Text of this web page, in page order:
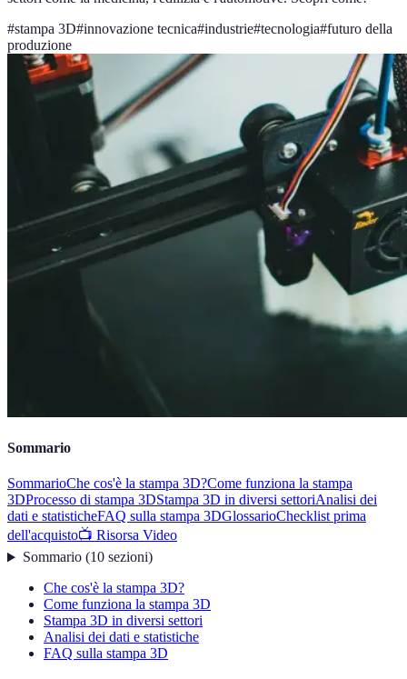
#stampa 3D#innovazione tecnica#industrie#tecnologia#futuro della
produzione
Sommario
SommarioChe cos'è la stampa 3D?Come funziona la stampa
3DProcesso di stampa 3DStampa 3D in diversi settoriAnalisi dei
dati e statisticheFAQ sulla stampa 3DGlossarioChecklist prima
dell'acquisto📺 Risorsa Video
Sommario(10 sezioni)
Che cos'è la stampa 3D?
Come funziona la stampa 3D
Stampa 3D in diversi settori
Analisi dei dati e statistiche
FAQ sulla stampa 3D